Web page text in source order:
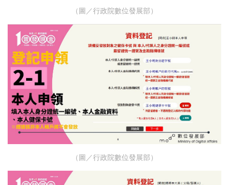
（圖／行政院數位發展部）
（圖／行政院數位發展部）